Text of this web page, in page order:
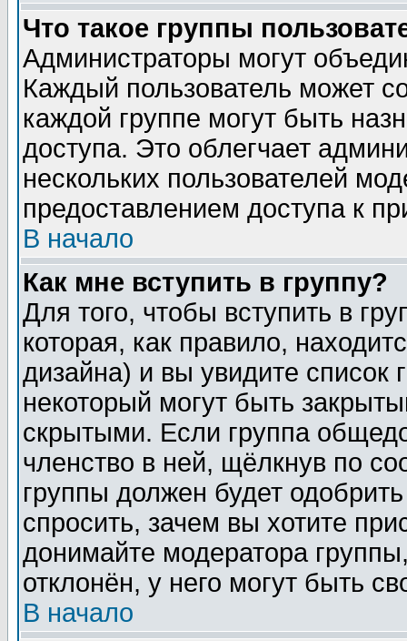
Что такое группы
Администраторы могут
Каждый пользователь может
каждой группе могут быть
доступа. Это облегчает
нескольких пользователей
предоставлением доступа к
В начало
Как мне вступить в группу?
Для того, чтобы вступить в
которая, как правило,
дизайна) и вы увидите список
некоторый могут быть
скрытыми. Если группа
членство в ней, щёлкнув по
группы должен будет
спросить, зачем вы хотите
донимайте модератора
отклонён, у него могут быть
В начало